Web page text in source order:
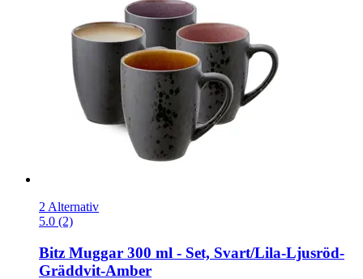
2 Alternativ
5.0 (2)
Bitz Muggar 300 ml -​ Set, Svart/Lila-​Ljusröd-​
Gräddvit-​Amber